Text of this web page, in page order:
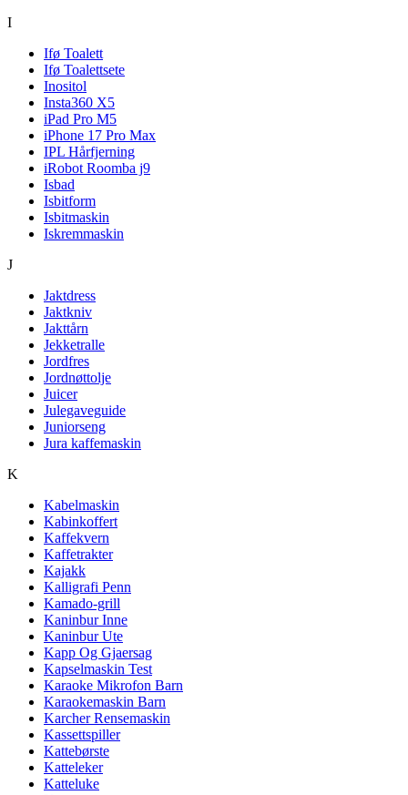
I
Ifø Toalett
Ifø Toalettsete
Inositol
Insta360 X5
iPad Pro M5
iPhone 17 Pro Max
IPL Hårfjerning
iRobot Roomba j9
Isbad
Isbitform
Isbitmaskin
Iskremmaskin
J
Jaktdress
Jaktkniv
Jakttårn
Jekketralle
Jordfres
Jordnøttolje
Juicer
Julegaveguide
Juniorseng
Jura kaffemaskin
K
Kabelmaskin
Kabinkoffert
Kaffekvern
Kaffetrakter
Kajakk
Kalligrafi Penn
Kamado-grill
Kaninbur Inne
Kaninbur Ute
Kapp Og Gjaersag
Kapselmaskin Test
Karaoke Mikrofon Barn
Karaokemaskin Barn
Karcher Rensemaskin
Kassettspiller
Kattebørste
Katteleker
Katteluke